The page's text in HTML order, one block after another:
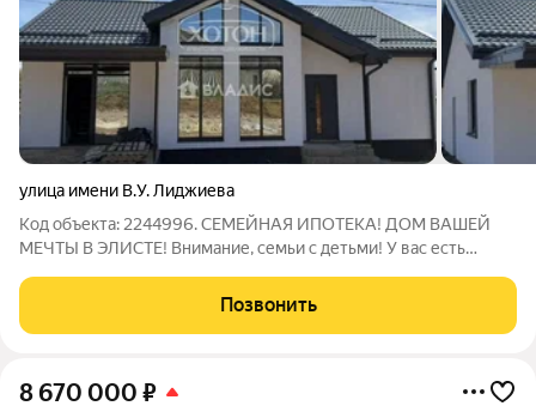
улица имени В.У. Лиджиева
Код объекта: 2244996. СЕМЕЙНАЯ ИПОТЕКА! ДОМ ВАШЕЙ
МЕЧТЫ В ЭЛИСТЕ! Внимание, семьи с детьми! У вас есть
своей семьи в новом доме по программе «Семейная ипотека»
(от 6%). Готовый дом ждет своих
Позвонить
8 670 000 ₽